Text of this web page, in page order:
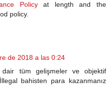
Policyat length and the
policy.
de 2018 a las 0:24
dair tüm gelişmeler ve objektif
bahisten para kazanmanız